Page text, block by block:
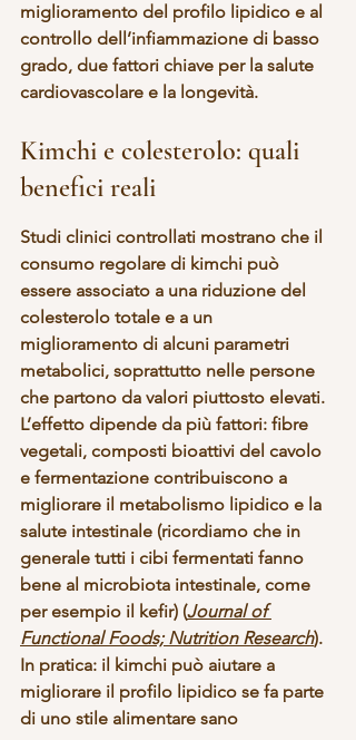
miglioramento del profilo lipidico e al
controllo dell’infiammazione di basso
grado, due fattori chiave per la salute
cardiovascolare e la longevità.
Kimchi e colesterolo: quali
benefici reali
Studi clinici controllati mostrano che il
consumo regolare di kimchi può
essere associato a una riduzione del
colesterolo totale e a un
miglioramento di alcuni parametri
metabolici, soprattutto nelle persone
che partono da valori piuttosto elevati.
L’effetto dipende da più fattori: fibre
vegetali, composti bioattivi del cavolo
e fermentazione contribuiscono a
migliorare il metabolismo lipidico e la
salute intestinale (ricordiamo che in
generale tutti i cibi fermentati fanno
bene al microbiota intestinale, come
per esempio il kefir) (Journal of
Functional Foods; Nutrition Research).
In pratica: il kimchi può aiutare a
migliorare il profilo lipidico se fa parte
di uno stile alimentare sano